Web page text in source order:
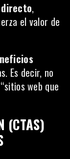
,
el valor de
Es decir, no
web que
(CTAS)